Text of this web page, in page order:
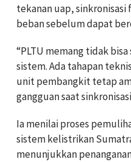
tekanan uap,
beban sebelum dapat
“PLTU memang tidak
sistem. Ada tahapan
unit pembangkit tetap
gangguan saat
Ia menilai proses
sistem kelistrikan
menunjukkan